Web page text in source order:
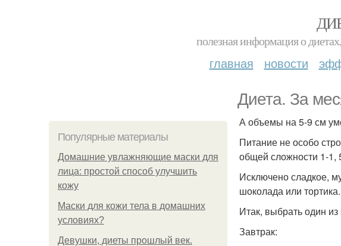
полезная информация о
главная новости
Диета. За
Популярные материалы
Домашние увлажняющие маски для
лица: простой способ улучшить
кожу
Маски для кожи тела в домашних
условиях?
Девушки, диеты прошлый век.
А объемы на 5-9 см
Питание не особо
общей сложности 1-1,
Исключено сладкое,
шоколада или
Итак, выбрать один
Завтрак: